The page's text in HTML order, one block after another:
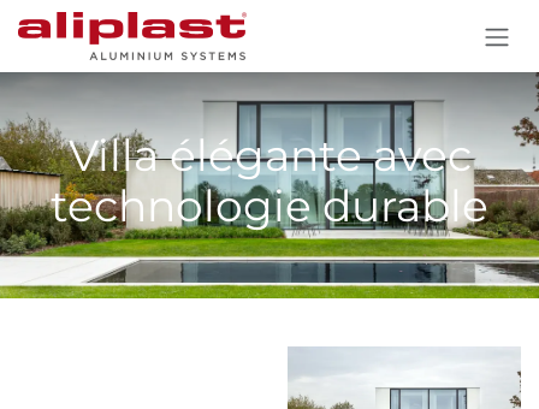
Se rendre au contenu
Villa élégante avec
technologie durable